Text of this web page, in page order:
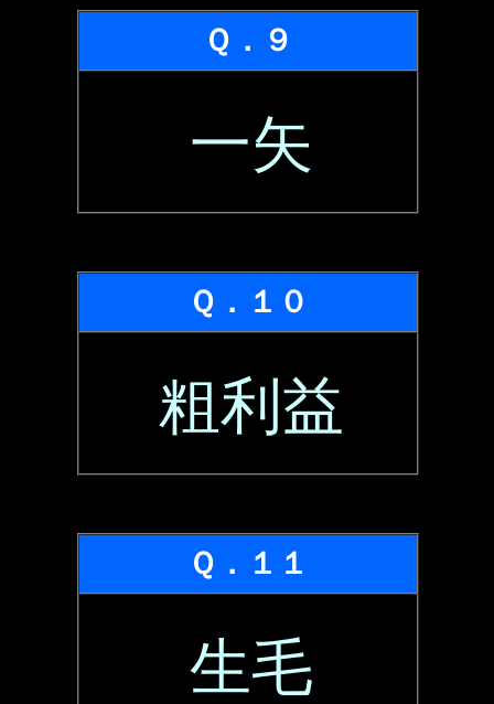
Ｑ．９
一矢
Ｑ．１０
粗利益
Ｑ．１１
生毛